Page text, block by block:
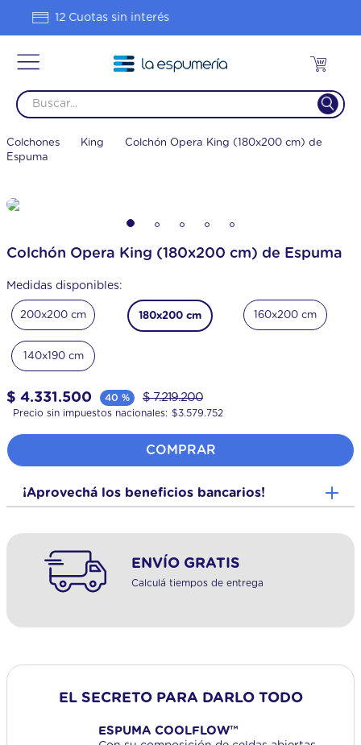
Hasta 20% OFF en 1 pago
Colchones King
Colchón Opera King (180x200 cm) de
Espuma
Colchón Opera King (180x200 cm) de Espuma
Medidas disponibles:
200x200 cm 180x200 cm 160x200 cm
140x190 cm
$ 4.331.500 40 % $ 7.219.200
Precio sin impuestos nacionales: $3.579.752
COMPRAR
¡Aprovechá los beneficios bancarios!
ENVÍO GRATIS
Calculá tiempos de entrega
EL SECRETO PARA DARLO TODO
ESPUMA COOLFLOW™